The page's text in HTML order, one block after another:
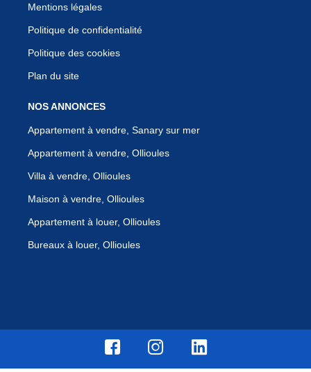
Mentions légales
Politique de confidentialité
Politique des cookies
Plan du site
NOS ANNONCES
Appartement à vendre, Sanary sur mer
Appartement à vendre, Ollioules
Villa à vendre, Ollioules
Maison à vendre, Ollioules
Appartement à louer, Ollioules
Bureaux à louer, Ollioules